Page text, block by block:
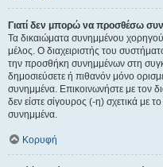
Γιατί δεν μπορώ να προσθέσω
Τα δικαιώματα συνημμένου
μέλος. Ο διαχειριστής του
την προσθήκη συνημμένων στη
δημοσιεύσετε ή πιθανόν μόνο
συνημμένα. Επικοινωνήστε με τον
δεν είστε σίγουρος (-η) σχετικά με
συνημμένα.
Κορυφή